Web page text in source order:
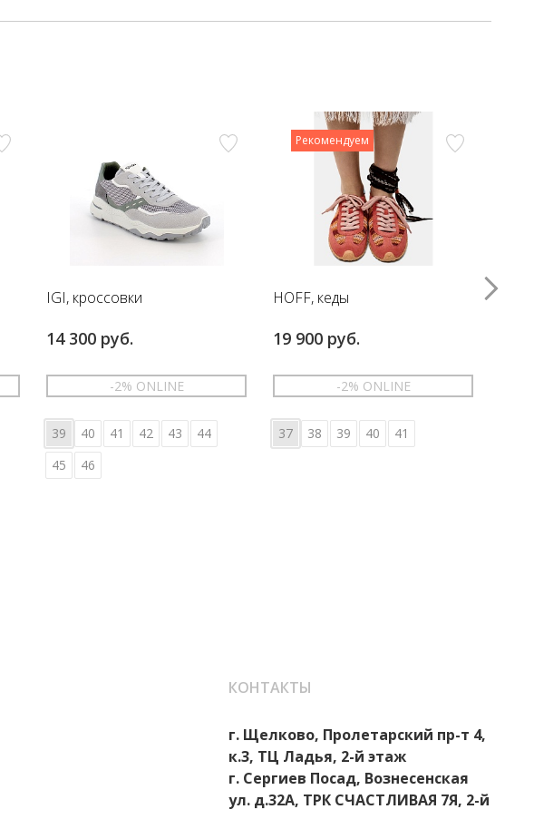
IGI, кроссовки
14 300 руб.
-2% ONLINE
39 40 41 42 43
44
45
46
Рекомендуем
HOFF, кеды
19 900 руб.
-2% ONLINE
37 38 39 40 41
КОНТАКТЫ
г. Щелково, Пролетарский пр-т 4,
к.3, ТЦ Ладья, 2-й этаж
г. Сергиев Посад, Вознесенская
ул. д.32А, ТРК СЧАСТЛИВАЯ 7Я, 2-й